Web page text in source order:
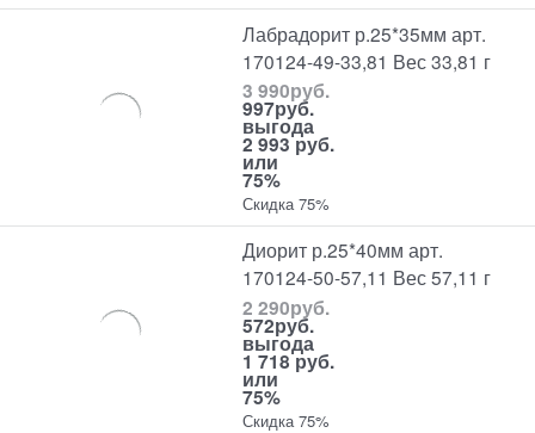
Лабрадорит р.25*35мм арт.
170124-49-33,81 Вес 33,81 г
3 990руб.
997руб.
выгода
2 993 руб.
или
75%
Скидка 75%
Диорит р.25*40мм арт.
170124-50-57,11 Вес 57,11 г
2 290руб.
572руб.
выгода
1 718 руб.
или
75%
Скидка 75%